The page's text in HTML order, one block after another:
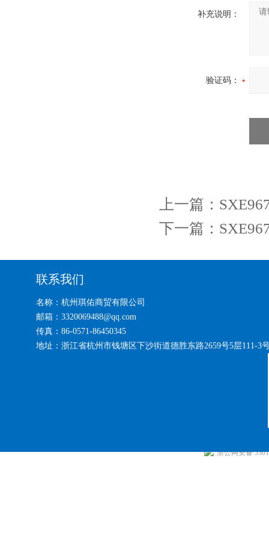
补充说明：
验证码：
上一篇：
下一篇：
联系我们
名称：杭州琪佑商贸有限公司
邮箱：3320069488@qq.com
传真：86-0571-86450345
地址：浙江省杭州市钱塘区下沙街道德胜东路2659号5层111-3
浙公网安备